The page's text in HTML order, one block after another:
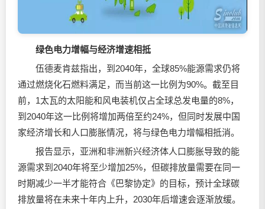
绿色电力增幅与经济增速相抵
伍德麦肯兹指出，到2040年，全球85%能源需求仍将
通过燃烧化石燃料满足，而当前这一比例为90%。截至目
前，1太瓦的太阳能和风电装机仅占全球总发电量的8%，
到2040年这一比例将增加两倍至约24%，但同时发展中国
家经济增长和人口膨胀情况，将与绿色电力增幅相抵消。
报告显示，亚洲和非洲新兴经济体人口膨胀导致的能
源需求到2040年将至少增加25%，但碳排放量需要在同一
时期减少一半才能符合《巴黎协定》的目标，预计全球碳
排放量将在未来十年内上升，2030年后增速会逐渐放缓。